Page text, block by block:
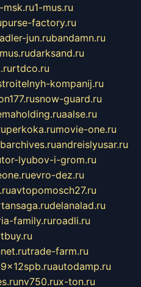
msk.ru1-mus.ru
purse-factory.ru
adler-jun.rubandamn.ru
darksand.ru
rtdco.ru
kompanij.ru
snow-guard.ru
aalse.ru
perkoka.rumovie-one.ru
andreislyusar.ru
tor-lyubov-i-grom.ru
evro-dez.ru
avtopomosch27.ru
delanalad.ru
family.ruroadli.ru
trade-farm.ru
autodamp.ru
nv750.rux-ton.ru